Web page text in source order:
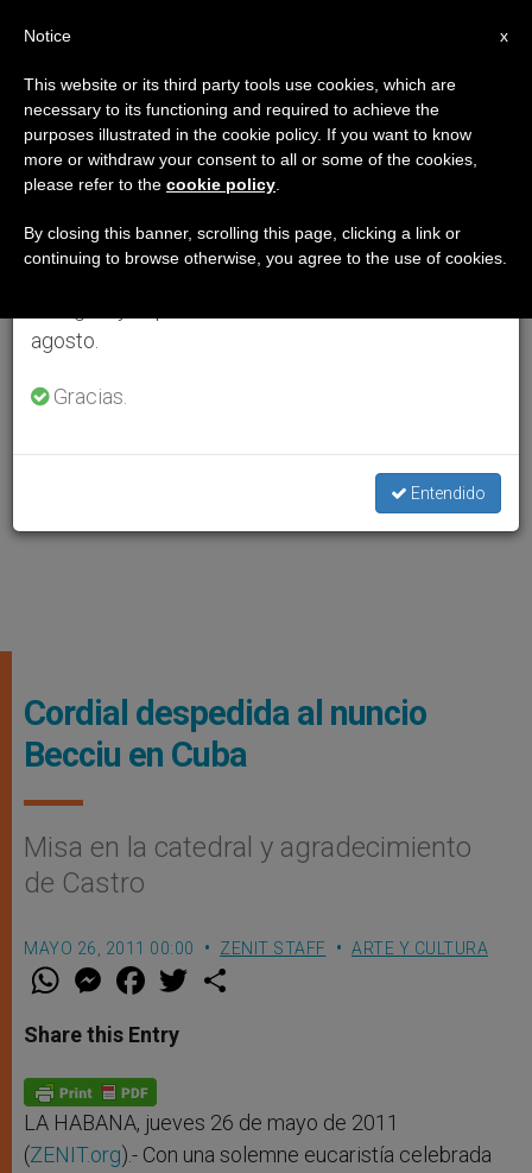
Cordial despedida al nuncio
Becciu en Cuba
Misa en la catedral y agradecimiento
de Castro
MAYO 26, 2011 00:00 ZENIT STAFF ARTE Y CULTURA
W
t
s
p
p
M
e
s
e
g
e
r
F
a
e
b
o
k
w
Share this Entry
LA HABANA, jueves 26 de mayo de 2011
(ZENIT.org).- Con una solemne eucaristía celebrada
×
Aviso importante
Del 27 de julio al 7 de agosto haremos la pausa
anual, aprovechando que en el periodo de verano
se generan menos informaciones y también el
agosto.
Gracias.
Entendido
x
Notice
This website or its third party tools use cookies, which are
necessary to its functioning and required to achieve the
purposes illustrated in the cookie policy. If you want to know
more or withdraw your consent to all or some of the cookies,
please refer to the cookie policy
By closing this banner, scrolling this page, clicking a link or
continuing to browse otherwise, you agree to the use of cookies.